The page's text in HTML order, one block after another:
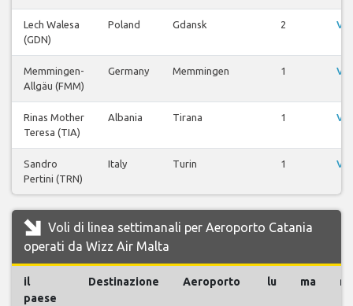
Lech Walesa
(GDN)
Poland Gdansk 2
Memmingen-
Allgäu (FMM)
Germany Memmingen 1
Rinas Mother
Teresa (TIA)
Albania Tirana 1
Sandro
Pertini (TRN)
Italy Turin 1
Voli di linea settimanali per Aeroporto Catania
operati da Wizz Air Malta
il
paese
Destinazione Aeroporto lu ma